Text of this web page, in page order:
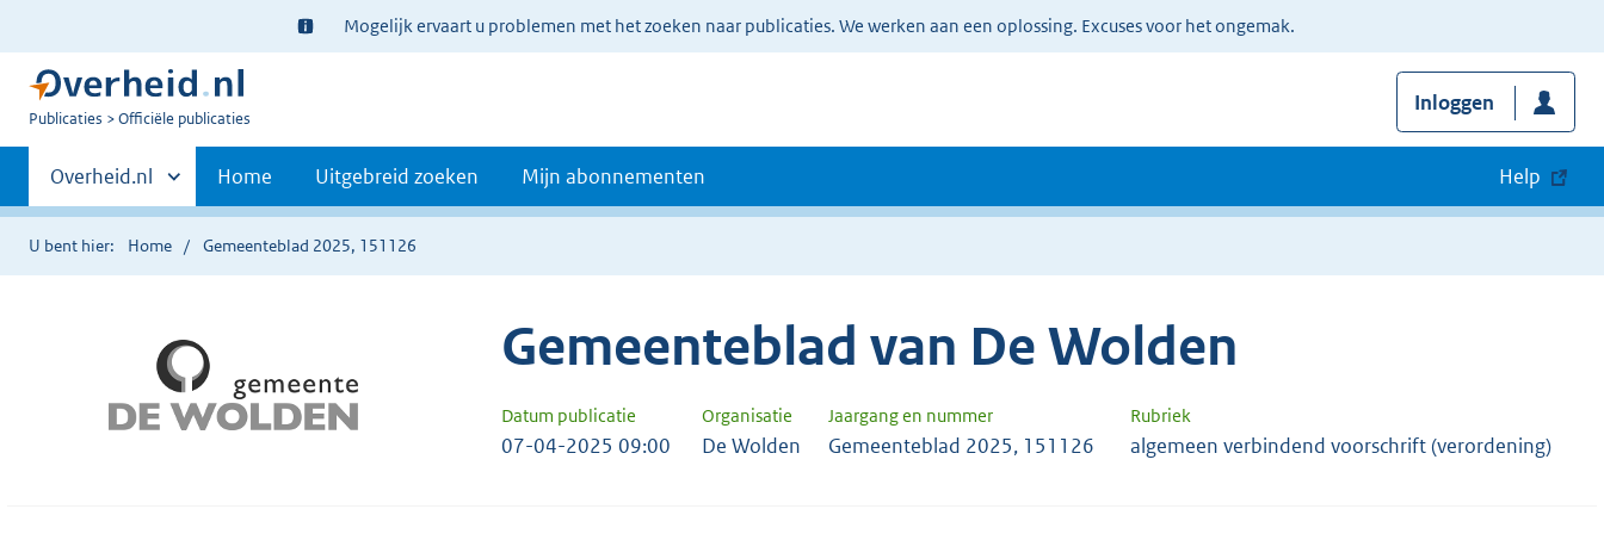
Ter
informatie:
Mogelijk ervaart u problemen met het zoeken naar publicaties. We werken aan een oplossing. Excuses voor het ongemak.
U
Publicaties Officiële publicaties
Inloggen
Primaire
navigatie
Andere
sites
binnen
Overheid.nl Home Uitgebreid zoeken Mijn abonnementen Help
U bent hier: Home Gemeenteblad 2025, 151126
Gemeenteblad van De Wolden
Datum publicatie Organisatie Jaargang en nummer Rubriek
07-04-2025 09:00 De Wolden Gemeenteblad 2025, 151126 algemeen verbindend voorschrift (verordening)